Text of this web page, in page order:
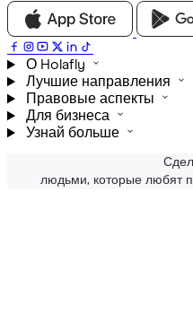
О Holafly
Лучшие направления
Правовые аспекты
Для бизнеса
Узнай больше
людьми, которые любят